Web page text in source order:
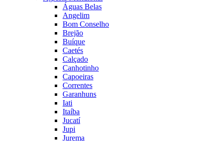
Águas Belas
Angelim
Bom Conselho
Brejão
Buíque
Caetés
Calçado
Canhotinho
Capoeiras
Correntes
Garanhuns
Iati
Itaíba
Jucatí
Jupi
Jurema